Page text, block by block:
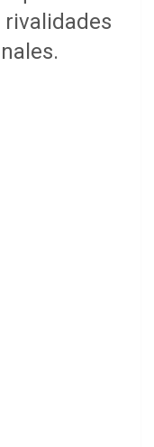
rivalidades